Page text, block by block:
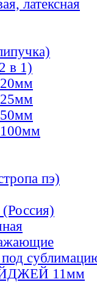
латексная
в 1)
пэ)
11мм